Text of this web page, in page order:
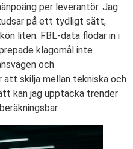
per leverantör. Jag
på ett tydligt sätt,
liten. FBL-data flödar in i
klagomål inte
och
att skilja mellan tekniska och
kan jag upptäcka trender